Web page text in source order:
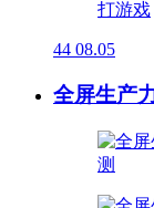
44 08.05
全屏生产